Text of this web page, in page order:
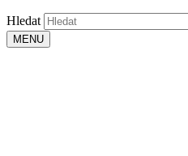
Hledat
MENU